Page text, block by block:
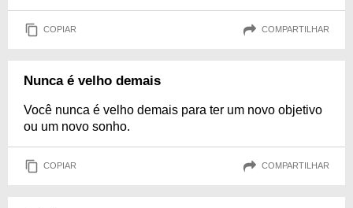
COPIAR COMPARTILHAR
Nunca é velho demais
Você nunca é velho demais para ter um novo objetivo
ou um novo sonho.
COPIAR COMPARTILHAR